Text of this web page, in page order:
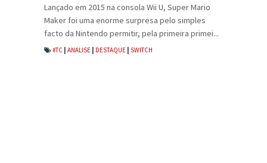
Lançado em 2015 na consola Wii U, Super Mario
Maker foi uma enorme surpresa pelo simples
facto da Nintendo permitir, pela primeira primei...
#TC ANALISE DESTAQUE SWITCH